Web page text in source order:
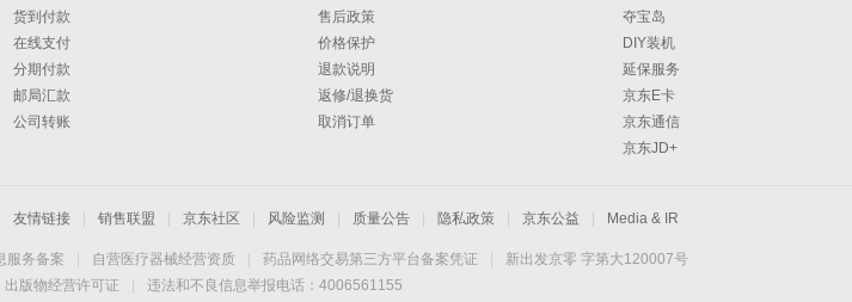
货到付款
在线支付
分期付款
邮局汇款
公司转账
售后政策
价格保护
退款说明
返修/退换货
取消订单
夺宝岛
DIY装机
延保服务
京东E卡
京东通信
京东JD+
友情链接 销售联盟 京东社区 风险监测 质量公告 隐私政策 京东公益 Media & IR
服务备案 自营医疗器械经营资质 药品网络交易第三方平台备案凭证
新出发京零 字第大120007号
出版物经营许可证
违法和不良信息举报电话：4006561155